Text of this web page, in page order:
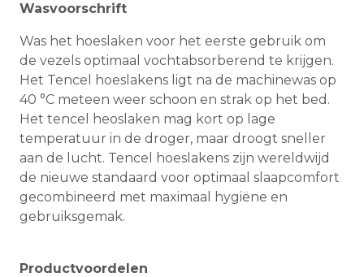
Wasvoorschrift
Was het hoeslaken voor het eerste gebruik om
de vezels optimaal vochtabsorberend te krijgen.
Het Tencel hoeslakens ligt na de machinewas op
40 °C meteen weer schoon en strak op het bed.
Het tencel heoslaken mag kort op lage
temperatuur in de droger, maar droogt sneller
aan de lucht. Tencel hoeslakens zijn wereldwijd
de nieuwe standaard voor optimaal slaapcomfort
gecombineerd met maximaal hygiëne en
gebruiksgemak.
Productvoordelen